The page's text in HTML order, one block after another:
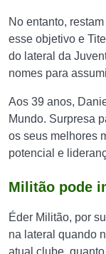
No entanto,
esse objetivo e
do lateral da
nomes para
Aos 39 anos,
Mundo. Surpresa
os seus melhores
potencial e
Militão pode
Éder Militão, por
na lateral quando
atual clube,